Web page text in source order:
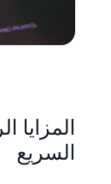
المزايا
السريع